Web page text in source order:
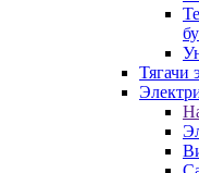
Тягачи